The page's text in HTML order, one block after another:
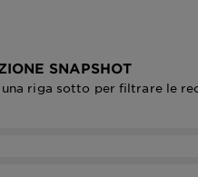
SNAPSHOT
una riga sotto per filtrare le